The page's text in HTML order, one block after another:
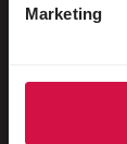
Marketing
Fretten